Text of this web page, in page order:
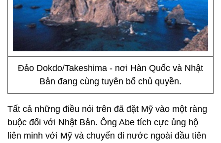
Đảo Dokdo/Takeshima - nơi Hàn Quốc và Nhật
Bản đang cùng tuyên bố chủ quyền.
Tất cả những điều nói trên đã đặt Mỹ vào một ràng
buộc đối với Nhật Bản. Ông Abe tích cực ủng hộ
liên minh với Mỹ và chuyến đi nước ngoài đầu tiên